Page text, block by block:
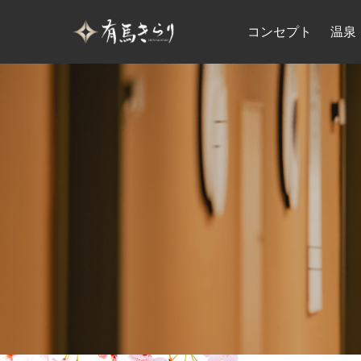
コンセプト 温泉